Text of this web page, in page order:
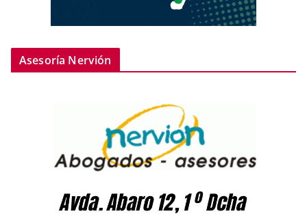
Asesoría Nervión